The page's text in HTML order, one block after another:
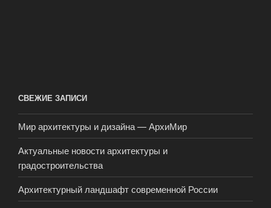
СВЕЖИЕ ЗАПИСИ
Мир архитектуры и дизайна — АрхиМир
Актуальные новости архитектуры и
градостроительства
Архитектурный ландшафт современной России